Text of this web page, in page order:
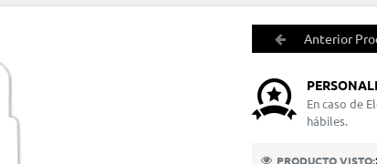
o
Anterior
En caso de
hábiles.
PRODUCTO VISTO: